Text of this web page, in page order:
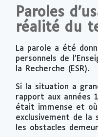
Paroles
réalité du
La parole a été
personnels de
la Recherche (ESR).
Si la situation a
rapport aux années
était immense et où
exclusivement de la
les obstacles